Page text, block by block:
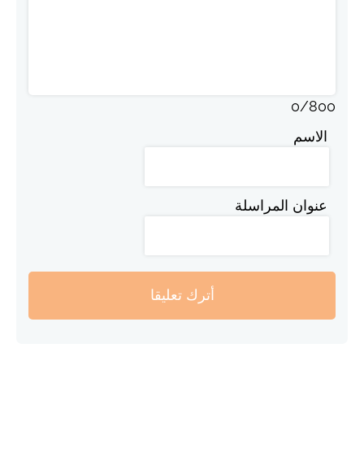
0/800
الاسم
عنوان المراسلة
أترك تعليقا